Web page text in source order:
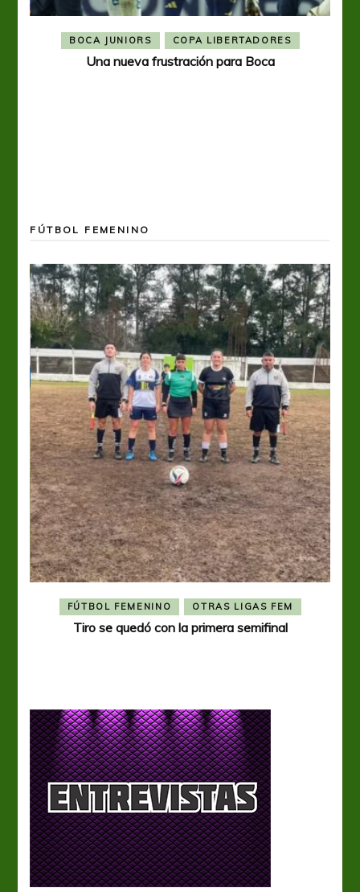
BOCA JUNIORS COPA LIBERTADORES
Una nueva frustración para Boca
FÚTBOL FEMENINO
FÚTBOL FEMENINO OTRAS LIGAS FEM
Tiro se quedó con la primera semifinal